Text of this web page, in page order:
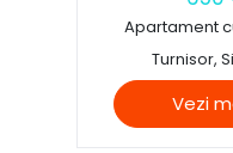
Apartament
Turnisor,
Vezi